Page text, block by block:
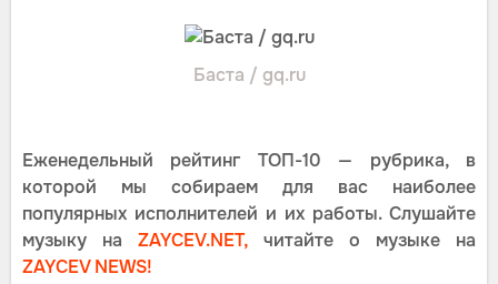
Баста / gq.ru
Еженедельный рейтинг ТОП-10 — рубрика, в
которой мы собираем для вас наиболее
популярных исполнителей и их работы. Слушайте
музыку на ZAYCEV.NET, читайте о музыке на
ZAYCEV NEWS!